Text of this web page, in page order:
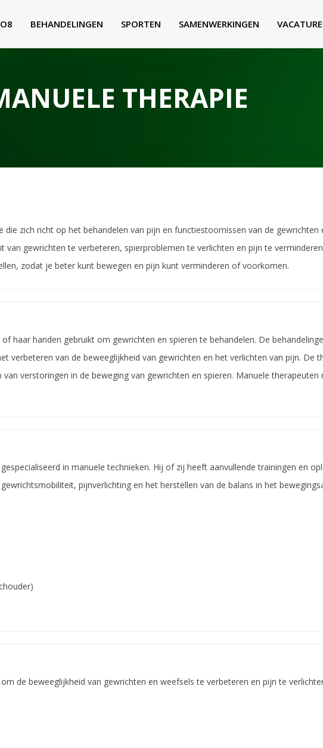
BEHANDELINGEN SPORTEN SAMENWERKINGEN
THERAPIE
die zich richt op het behandelen van pijn en functiestoornissen van de
gewrichten te verbeteren, spierproblemen te verlichten en pijn te
zodat je beter kunt bewegen en pijn kunt verminderen of voorkomen.
haar handen gebruikt om gewrichten en spieren te behandelen. De
verbeteren van de beweeglijkheid van gewrichten en het verlichten van pijn. De
verstoringen in de beweging van gewrichten en spieren. Manuele
in manuele technieken. Hij of zij heeft aanvullende trainingen en
pijnverlichting en het herstellen van de balans in het
de beweeglijkheid van gewrichten en weefsels te verbeteren en pijn te